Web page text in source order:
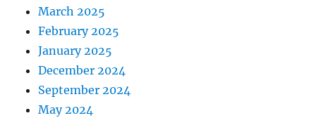
March 2025
February 2025
January 2025
December 2024
September 2024
May 2024